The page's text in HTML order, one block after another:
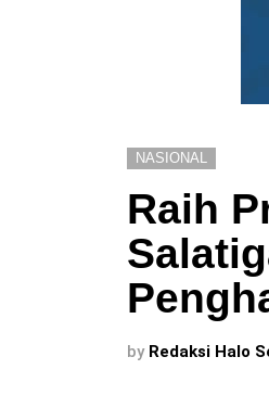
NASIONAL
Raih
by Redaksi Halo